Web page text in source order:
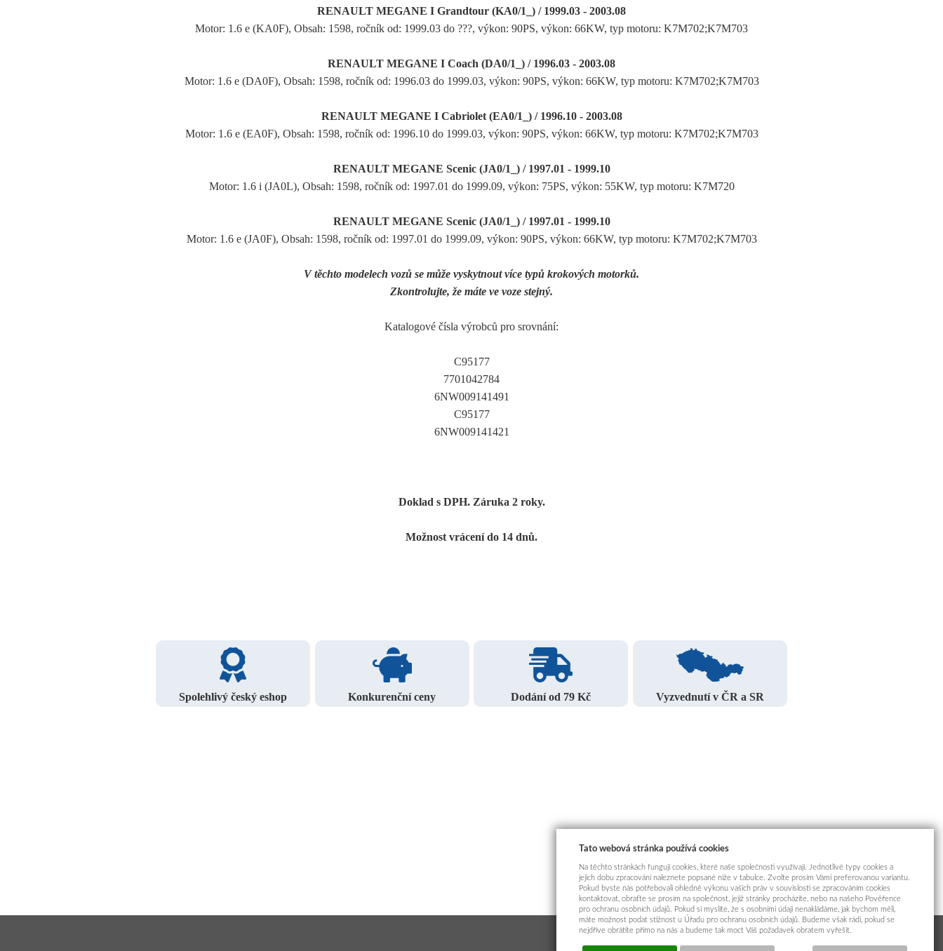
RENAULT MEGANE I Grandtour (KA0/1_) / 1999.03 - 2003.08
Motor: 1.6 e (KA0F), Obsah: 1598, ročník od: 1999.03 do ???, výkon: 90PS, výkon: 66KW, typ motoru: K7M702;K7M703
RENAULT MEGANE I Coach (DA0/1_) / 1996.03 - 2003.08
Motor: 1.6 e (DA0F), Obsah: 1598, ročník od: 1996.03 do 1999.03, výkon: 90PS, výkon: 66KW, typ motoru: K7M702;K7M703
RENAULT MEGANE I Cabriolet (EA0/1_) / 1996.10 - 2003.08
Motor: 1.6 e (EA0F), Obsah: 1598, ročník od: 1996.10 do 1999.03, výkon: 90PS, výkon: 66KW, typ motoru: K7M702;K7M703
RENAULT MEGANE Scenic (JA0/1_) / 1997.01 - 1999.10
Motor: 1.6 i (JA0L), Obsah: 1598, ročník od: 1997.01 do 1999.09, výkon: 75PS, výkon: 55KW, typ motoru: K7M720
RENAULT MEGANE Scenic (JA0/1_) / 1997.01 - 1999.10
Motor: 1.6 e (JA0F), Obsah: 1598, ročník od: 1997.01 do 1999.09, výkon: 90PS, výkon: 66KW, typ motoru: K7M702;K7M703
V těchto modelech vozů se může vyskytnout více typů krokových motorků.
Zkontrolujte, že máte ve voze stejný.
Katalogové čísla výrobců pro srovnání:
C95177
7701042784
6NW009141491
C95177
6NW009141421
Doklad s DPH. Záruka 2 roky.
Možnost vrácení do 14 dnů.
Spolehlivý český eshop Konkurenční ceny Dodání od 79 Kč Vyzvednutí v ČR a SR
Tato webová stránka používá cookies
Na těchto stránkách fungují cookies, které naše společnosti využívají. Jednotlivé typy cookies a
jejich dobu zpracování naleznete popsané níže v tabulce. Zvolte prosím Vámi preferovanou variantu.
Pokud byste nás potřebovali ohledně výkonu vašich práv v souvislosti se zpracováním cookies
kontaktovat, obraťte se prosím na společnost, jejíž stránky procházíte, nebo na našeho Pověřence
pro ochranu osobních údajů. Pokud si myslíte, že s osobními údaji nenakládáme, jak bychom měli,
máte možnost podat stížnost u Úřadu pro ochranu osobních údajů. Budeme však rádi, pokud se
nejdříve obrátíte přímo na nás a budeme tak moct Váš požadavek obratem vyřešit.